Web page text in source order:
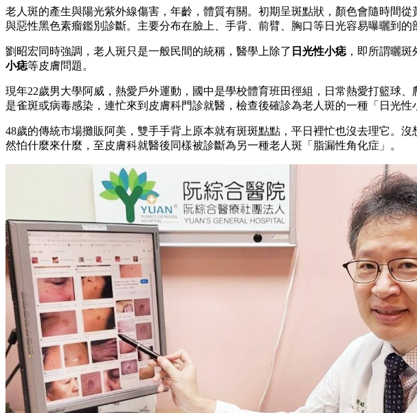
老人斑的產生與陽光紫外線傷害，年齡，體質有關。初期呈斑點狀，顏色會隨時間
與惡性黑色素瘤鑑別診斷。主要分布在臉上、手背、前臂、胸口等日光容易曝曬到的
劉昭宏同時強調，老人斑只是一般民間的統稱，醫學上除了 日光性小痣 ，即所謂曬
小痣等皮膚問題。
現年22歲男大學阿威，熱愛戶外運動，國中是學校體育班田徑組，日常熱愛打籃球
是雀斑或病毒感染，連忙來到皮膚科門診就醫，檢查後確診為老人斑的一種「日光性
48歲的傳統市場攤販阿美，雙手手背上原本就有斑斑點點，平日裡忙也沒去理它。
然怕什麼來什麼，至皮膚科就醫後同樣被診斷為另一種老人斑「脂漏性角化症」。